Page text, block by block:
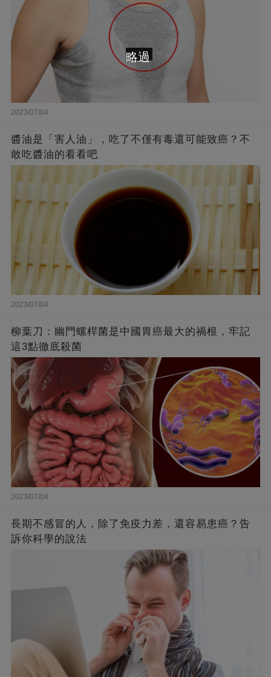
2023/07/04
醬油是「害人油」，吃了不僅有毒還可能致癌？不
敢吃醬油的看看吧
2023/07/04
柳葉刀：幽門螺桿菌是中國胃癌最大的禍根，牢記
這3點徹底殺菌
2023/07/04
長期不感冒的人，除了免疫力差，還容易患癌？告
訴你科學的說法
略過